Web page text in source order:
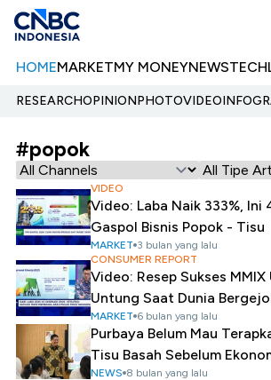
HOMEMARKETMY MONEYNEWSTECH
RESEARCHOPINIONPHOTOVIDEO
#popok
VIDEO
Video: Laba Naik 333%, Ini
Gaspol Bisnis Popok - Tisu
MARKET 3 bulan yang lalu
CONSUMER REPORT
Video: Resep Sukses
Untung Saat Dunia
MARKET 6 bulan yang lalu
Purbaya Belum Mau
Tisu Basah Sebelum
NEWS 8 bulan yang lalu